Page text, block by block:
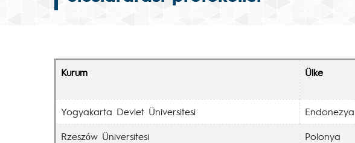
Kurum Ülke
Yogyakarta Devlet Üniversitesi Endonezya
Rzeszów Üniversitesi
Polonya